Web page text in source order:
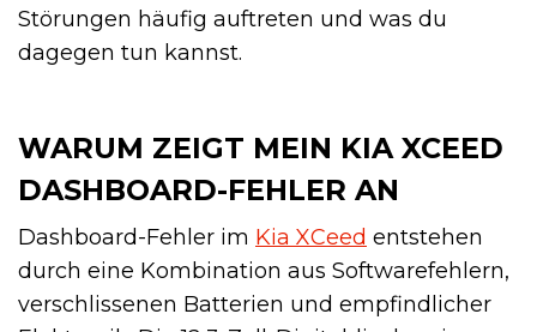
Störungen häufig auftreten und was du
dagegen tun kannst.
WARUM ZEIGT MEIN KIA XCEED
DASHBOARD-FEHLER AN
Dashboard-Fehler im Kia XCeed entstehen
durch eine Kombination aus Softwarefehlern,
verschlissenen Batterien und empfindlicher